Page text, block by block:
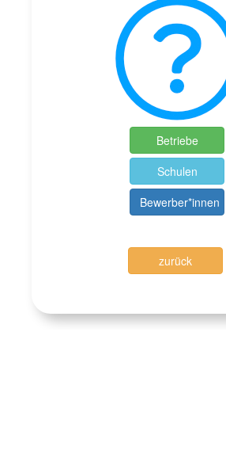
Betriebe
Schulen
Bewerber*innen